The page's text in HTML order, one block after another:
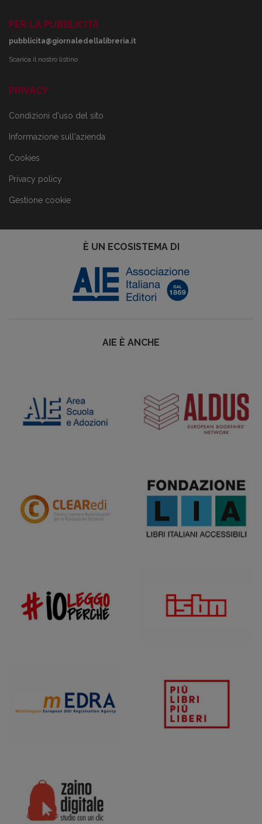
PER LA PUBBLICITÀ
pubblicita@giornaledellalibreria.it
Scarica il nostro listino
PRIVACY
Condizioni d'uso del sito
Informazione sull'azienda
Cookies
Privacy policy
Gestione cookie
È UN ECOSISTEMA DI
AIE È ANCHE